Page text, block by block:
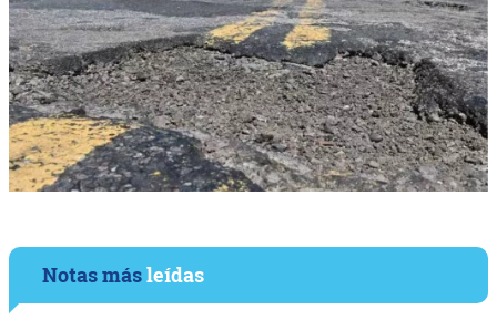
Notas másleídas